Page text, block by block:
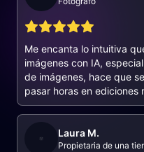
Me encanta lo intuitiva
imágenes con IA,
de imágenes, hace que
pasar horas en ediciones
Laura M.
Propietaria de una